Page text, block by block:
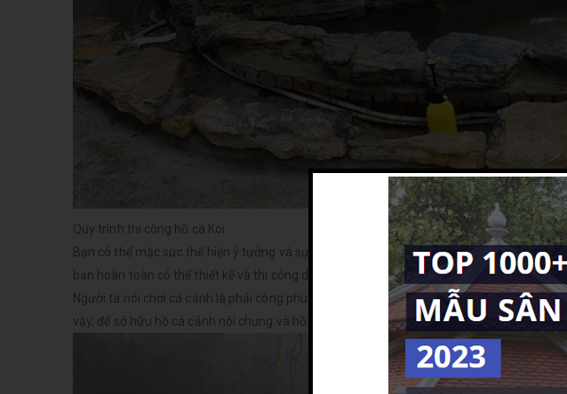
Quy trình thi công hồ cá Koi
Bạn có thể mặc sức thể hiện ý tưởng và sự sáng tạo của mình bằng việc chọn địa điểm
bạn hoàn toàn có thể thiết kế và thi công dễ dàng. Kích thước của hồ cá Koi phụ thuộc
Người ta nói chơi cá cảnh là phải công phu. Tuy là công phu thật nhưng lại dễ bị nghiện,
vậy, để sở hữu hồ cá cảnh nói chung và hồ cá Koi nói riêng bạn cần nắm kiến thức tổng